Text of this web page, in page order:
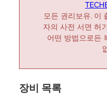
모든 권리보유. 이
자의 사전 서면 허
어떤 방법으로든
장비 목록